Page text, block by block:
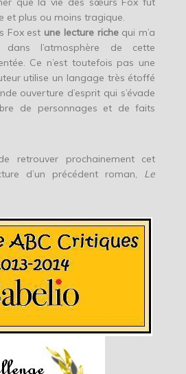
et plus ou moins tragique.
Fox est une lecture richequi m’a
dans l’atmosphère de cette
Ce n’est toutefois pas une
utilise un langage très étoffé
ouverture d’esprit qui s’évade
de personnages et de faits
retrouver prochainement cet
d’un précédent roman, Le